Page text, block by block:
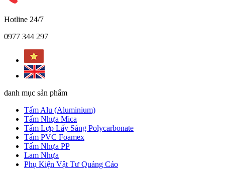
Hotline 24/7
0977 344 297
danh mục sản phẩm
Tấm Alu (Aluminium)
Tấm Nhựa Mica
Tấm Lợp Lấy Sáng Polycarbonate
Tấm PVC Foamex
Tấm Nhựa PP
Lam Nhựa
Phụ Kiện Vật Tư Quảng Cáo